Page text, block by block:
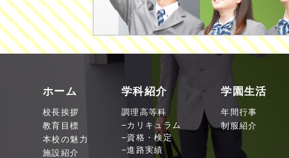
ホーム
校長挨拶
教育目標
本校の魅力
施設紹介
学科紹介
調理高等科
カリキュラム
資格・検定
進路実績
学園生活
年間行事
制服紹介